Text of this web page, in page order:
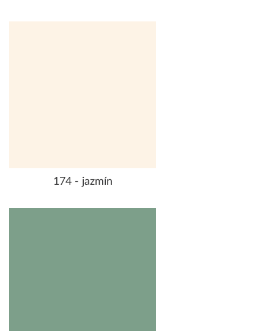
174 - jazmín